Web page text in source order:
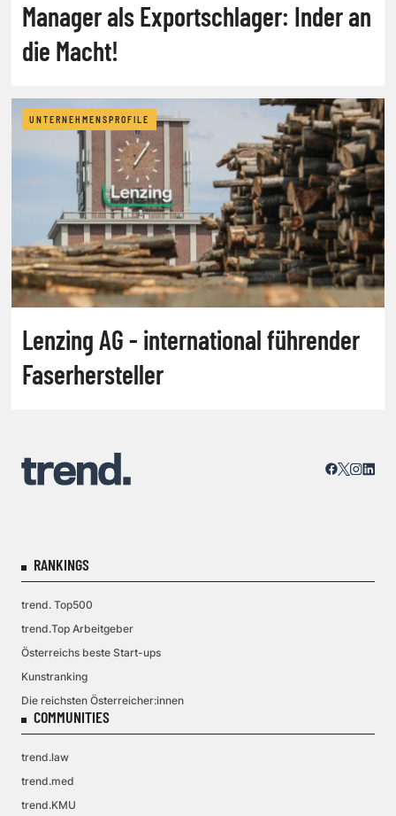
Manager als Exportschlager: Inder an
die Macht!
UNTERNEHMENSPROFILE
Lenzing AG - international führender
Faserhersteller
RANKINGS
trend. Top500
trend.Top Arbeitgeber
Österreichs beste Start-ups
Kunstranking
Die reichsten Österreicher:innen
COMMUNITIES
trend.law
trend.med
trend.KMU